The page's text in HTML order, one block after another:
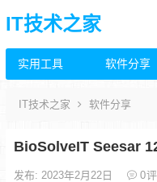
IT技术之家
实用工具 软件分享
IT技术之家 软件分享
BioSolveIT Seesar
发布: 2023年2月22日 0